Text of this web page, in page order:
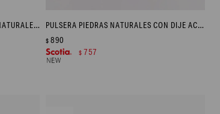
COLLAR DE ACERO CON PIEDRAS NATURALES Y DIJES - DORADO PULSERA PIEDRAS NATURALES CON DIJE ACERO - DORADO
$ 890
$ 757